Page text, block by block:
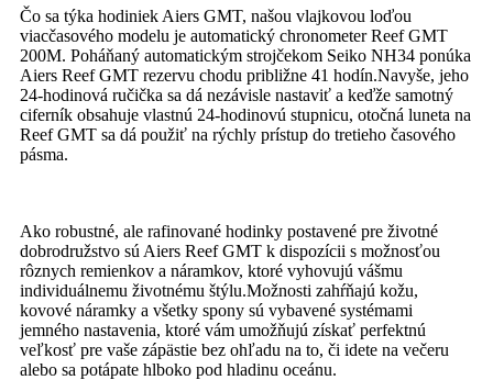
Čo sa týka hodiniek Aiers GMT, našou vlajkovou loďou
viacčasového modelu je automatický chronometer Reef GMT
200M. Poháňaný automatickým strojčekom Seiko NH34 ponúka
Aiers Reef GMT rezervu chodu približne 41 hodín.Navyše, jeho
24-hodinová ručička sa dá nezávisle nastaviť a keďže samotný
ciferník obsahuje vlastnú 24-hodinovú stupnicu, otočná luneta na
Reef GMT sa dá použiť na rýchly prístup do tretieho časového
pásma.
Ako robustné, ale rafinované hodinky postavené pre životné
dobrodružstvo sú Aiers Reef GMT k dispozícii s možnosťou
rôznych remienkov a náramkov, ktoré vyhovujú vášmu
individuálnemu životnému štýlu.Možnosti zahŕňajú kožu,
kovové náramky a všetky spony sú vybavené systémami
jemného nastavenia, ktoré vám umožňujú získať perfektnú
veľkosť pre vaše zápästie bez ohľadu na to, či idete na večeru
alebo sa potápate hlboko pod hladinu oceánu.